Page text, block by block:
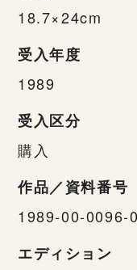
18.7×24cm
受入年度
1989
受入区分
購入
作品／資料番号
1989-00-0096-
エディション